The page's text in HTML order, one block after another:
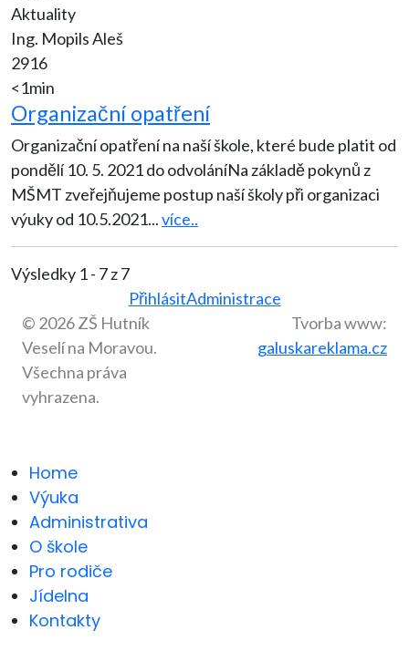
Aktuality
Ing. Mopils Aleš
2916
<1min
Organizační opatření
Organizační opatření na naší škole, které bude platit od
pondělí 10. 5. 2021 do odvoláníNa základě pokynů z
MŠMT zveřejňujeme postup naší školy při organizaci
výuky od 10.5.2021...více..
Výsledky 1 - 7 z 7
PřihlásitAdministrace
© 2026 ZŠ Hutník
Veselí na Moravou.
Všechna práva
vyhrazena.
Tvorba www:
galuskareklama.cz
Home
Výuka
Administrativa
O škole
Pro rodiče
Jídelna
Kontakty